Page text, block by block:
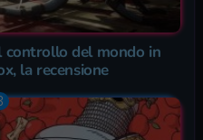
controllo del mondo in
la recensione